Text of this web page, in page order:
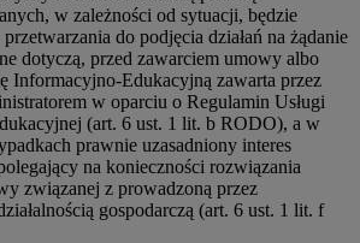
w zależności od sytuacji, będzie
do podjęcia działań na żądanie
dotyczą, przed zawarciem umowy albo
Informacyjno-Edukacyjną zawarta przez
w oparciu o Regulamin Usługi
(art. 6 ust. 1 lit. b RODO), a w
prawnie uzasadniony interes
na konieczności rozwiązania
związanej z prowadzoną przez
gospodarczą (art. 6 ust. 1 lit. f